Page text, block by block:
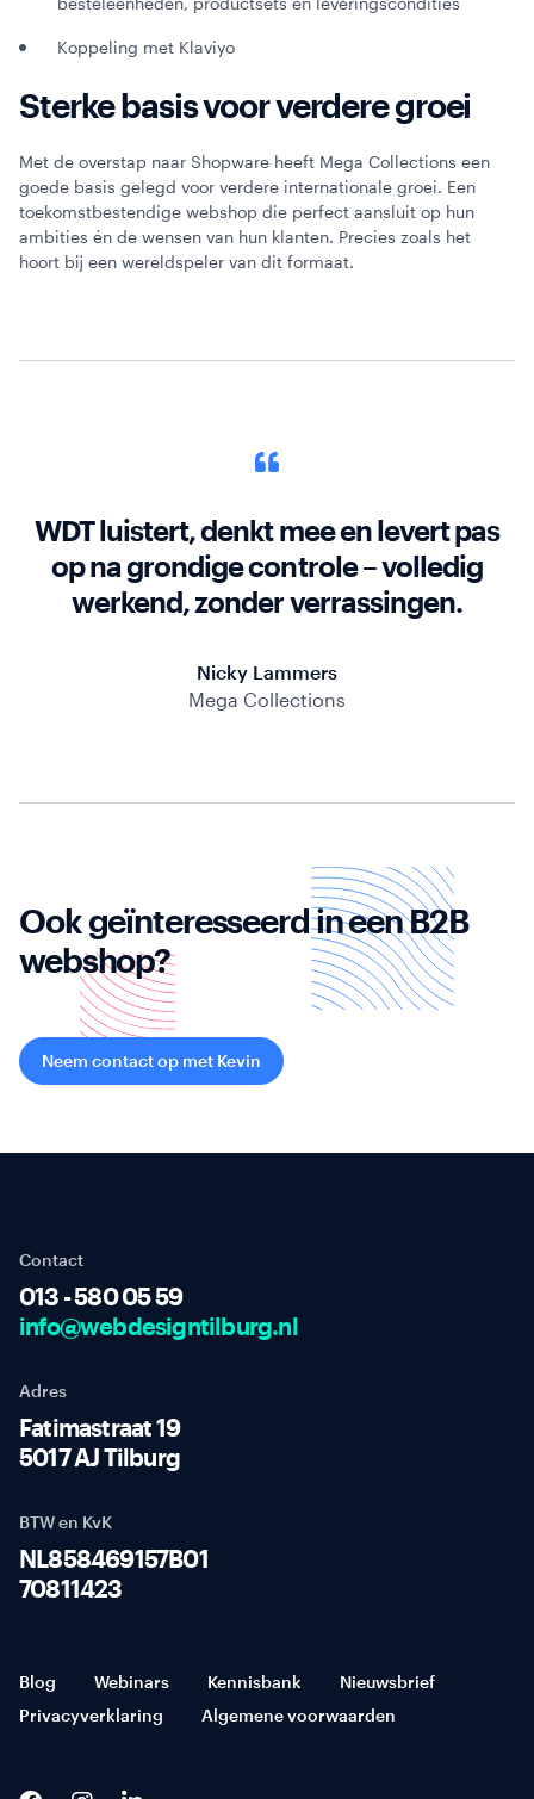
Koppeling met Klaviyo
Sterke basis voor verdere groei
Met de overstap naar Shopware heeft Mega Collections een
goede basis gelegd voor verdere internationale groei. Een
toekomstbestendige webshop die perfect aansluit op hun
ambities én de wensen van hun klanten. Precies zoals het
hoort bij een wereldspeler van dit formaat.
WDT luistert, denkt mee en levert pas
op na grondige controle – volledig
werkend, zonder verrassingen.
Nicky Lammers
Mega Collections
Ook geïnteresseerd in een B2B
webshop?
Neem contact op met Kevin
Contact
013 - 580 05 59
info@webdesigntilburg.nl
Adres
Fatimastraat 19
5017 AJ Tilburg
BTW en KvK
NL858469157B01
70811423
Blog Webinars Kennisbank
Nieuwsbrief
Privacyverklaring
Algemene voorwaarden